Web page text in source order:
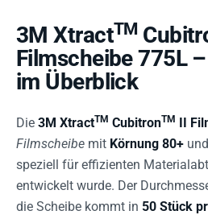
3M XtractTM
Filmscheibe 775L
im Überblick
Die 3M XtractTM CubitronTM II
Filmscheibe mit Körnung 80+ und
speziell für effizienten
entwickelt wurde. Der
die Scheibe kommt in 50 Stück